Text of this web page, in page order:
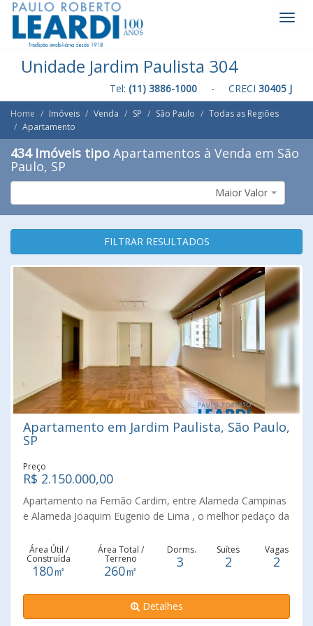
Unidade Jardim Paulista 304
Tel: (11) 3886-1000 - CRECI 30405 J
Home Imóveis Venda SP São Paulo
Todas as Regiões
Apartamento
434 Imóveis tipo Apartamentos à Venda em São
Paulo, SP
Maior Valor
FILTRAR RESULTADOS
Apartamento em Jardim Paulista, São Paulo,
SP
Preço
R$ 2.150.000,00
Apartamento na Fernão Cardim, entre Alameda Campinas
e Alameda Joaquim Eugenio de Lima , o melhor pedaço da
suas lojas, cafés e restaurantes está a poucas quadras,
assim como toda a vida cultural da Avenida Paulista. Parte
plana O apartamento tem pé direito bem alto, aberturas
nas janelas que surpreendem, piso de taco de madeira e
ambientes espaçosos. A sala tem espaço para vários
Área Útil /
Construída
180㎡
Área Total /
Terreno
260㎡
Dorms.
3
Suítes
2
Vagas
2
Detalhes